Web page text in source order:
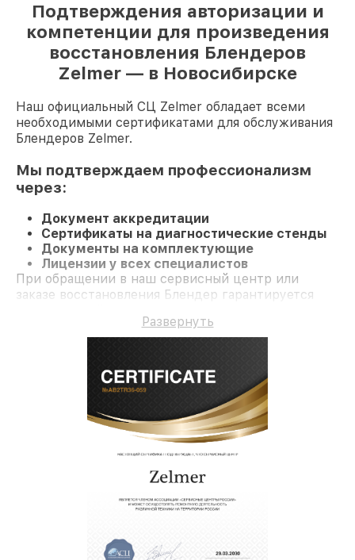
Подтверждения авторизации и
компетенции для произведения
восстановления Блендеров
Zelmer — в Новосибирске
Наш официальный СЦ Zelmer обладает всеми
необходимыми сертификатами для обслуживания
Блендеров Zelmer.
Мы подтверждаем профессионализм
через:
Документ аккредитации
Сертификаты на диагностические стенды
Документы на комплектующие
Лицензии у всех специалистов
При обращении в наш сервисный центр или
заказе восстановления Блендер гарантируется
Развернуть